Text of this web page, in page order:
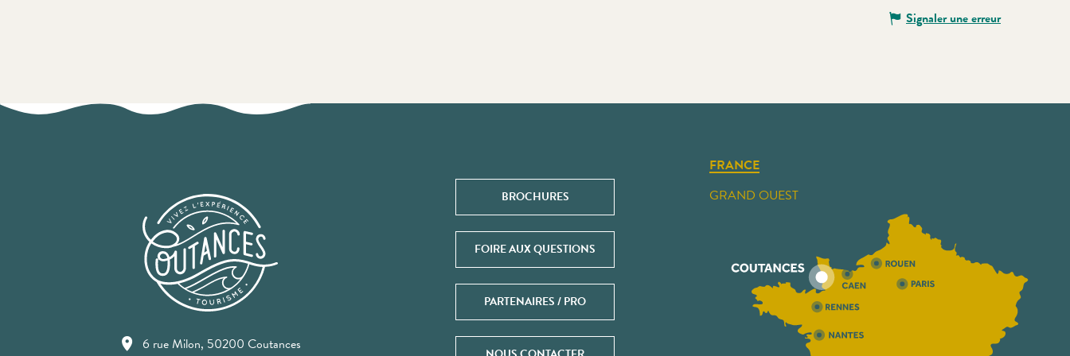
Signaler une erreur
6 rue Milon, 50200 Coutances
BROCHURES
FOIRE AUX QUESTIONS
PARTENAIRES / PRO
FRANCE
GRAND OUEST